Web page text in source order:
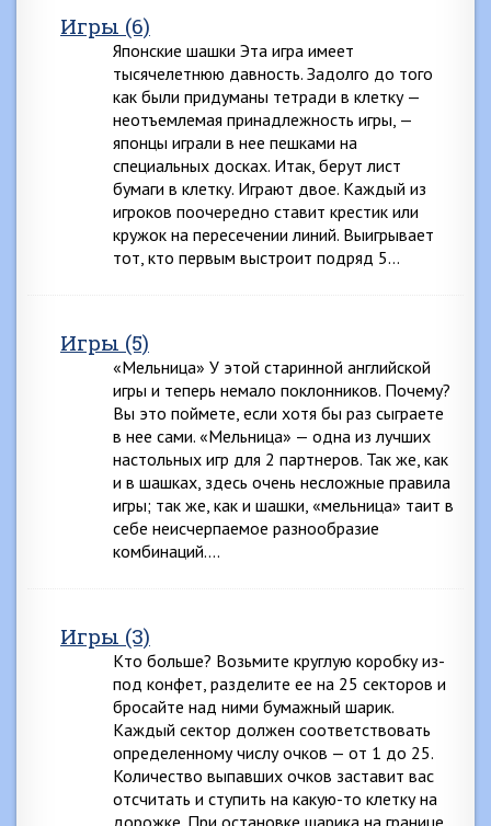
Игры (6)
Японские шашки Эта игра имеет
тысячелетнюю давность. Задолго до того
как были придуманы тетради в клетку —
неотъемлемая принадлежность игры, —
японцы играли в нее пешками на
специальных досках. Итак, берут лист
бумаги в клетку. Играют двое. Каждый из
игроков поочередно ставит крестик или
кружок на пересечении линий. Выигрывает
тот, кто первым выстроит подряд 5…
Игры (5)
«Мельница» У этой старинной английской
игры и теперь немало поклонников. Почему?
Вы это поймете, если хотя бы раз сыграете
в нее сами. «Мельница» — одна из лучших
настольных игр для 2 партнеров. Так же, как
и в шашках, здесь очень несложные правила
игры; так же, как и шашки, «мельница» таит в
себе неисчерпаемое разнообразие
комбинаций….
Игры (3)
Кто больше? Возьмите круглую коробку из-
под конфет, разделите ее на 25 секторов и
бросайте над ними бумажный шарик.
Каждый сектор должен соответствовать
определенному числу очков — от 1 до 25.
Количество выпавших очков заставит вас
отсчитать и ступить на какую-то клетку на